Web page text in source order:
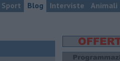
Sport Blog Interviste Animali